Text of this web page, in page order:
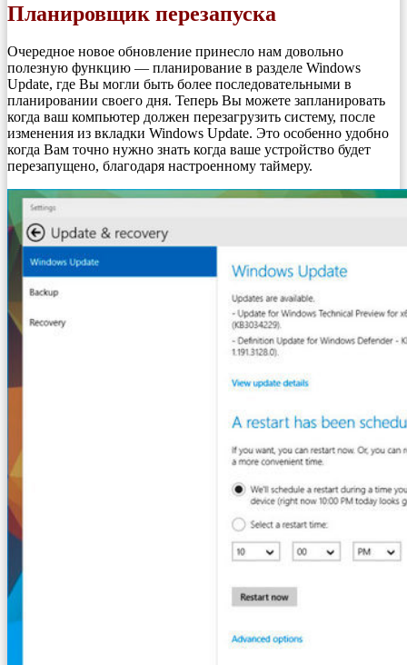
Планировщик перезапуска
Очередное новое обновление принесло нам довольно
полезную функцию — планирование в разделе Windows
Update, где Вы могли быть более последовательными в
планировании своего дня. Теперь Вы можете запланировать
когда ваш компьютер должен перезагрузить систему, после
изменения из вкладки Windows Update. Это особенно удобно
когда Вам точно нужно знать когда ваше устройство будет
перезапущено, благодаря настроенному таймеру.